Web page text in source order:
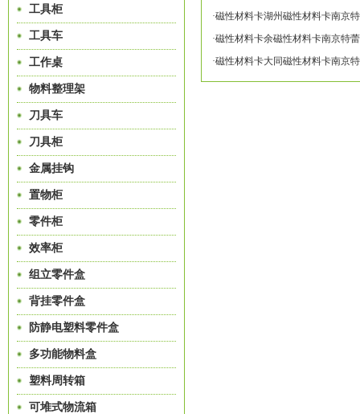
工具柜
工具车
工作桌
物料整理架
刀具车
刀具柜
金属挂钩
置物柜
零件柜
效率柜
组立零件盒
背挂零件盒
防静电塑料零件盒
多功能物料盒
塑料周转箱
可堆式物流箱
·磁性材料卡湖州磁性材料卡南京
·磁性材料卡余磁性材料卡南京特
·磁性材料卡大同磁性材料卡南京